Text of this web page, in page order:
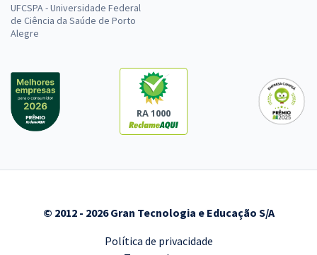
UFCSPA - Universidade Federal
de Ciência da Saúde de Porto
Alegre
RA 1000
© 2012 - 2026 Gran Tecnologia e Educação S/A
Política de privacidade